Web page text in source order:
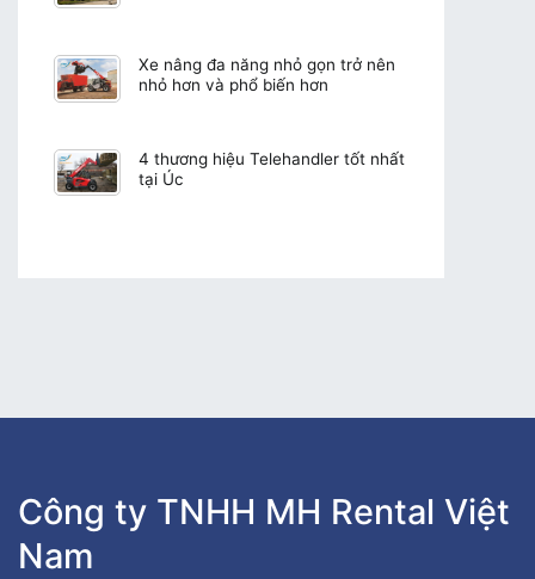
Xe nâng đa năng nhỏ gọn trở nên
nhỏ hơn và phổ biến hơn
4 thương hiệu Telehandler tốt nhất
tại Úc
Công ty TNHH MH Rental Việt
Nam